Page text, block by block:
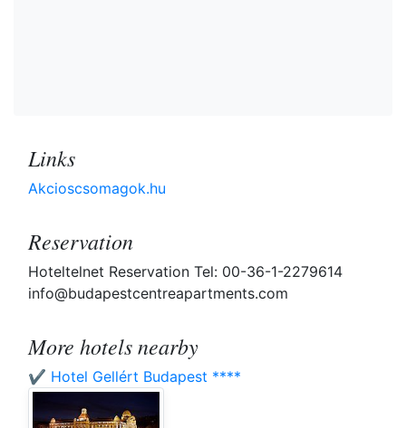
Links
Akcioscsomagok.hu
Reservation
Hoteltelnet Reservation Tel: 00-36-1-2279614
info@budapestcentreapartments.com
More hotels nearby
✔️ Hotel Gellért Budapest ****